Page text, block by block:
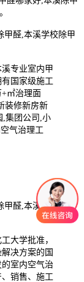
专业室内甲
国家级施工
㎡治理面
装修新房新
,集团公司,小
气治理工
大学批准，
决方案的国
室内空气治
销售、施工